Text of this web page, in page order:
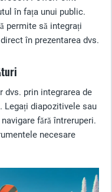
în fața unui public.
permite să integrați
în prezentarea dvs.
dvs. prin integrarea de
Legați diapozitivele sau
fără întreruperi.
necesare